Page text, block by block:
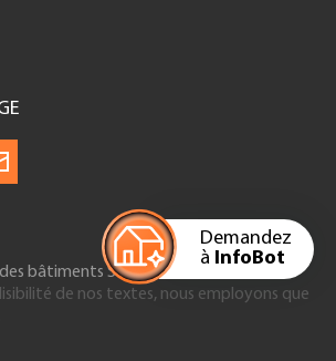
Demandez
à InfoBot
bâtiments Suisse
de nos textes, nous employons que